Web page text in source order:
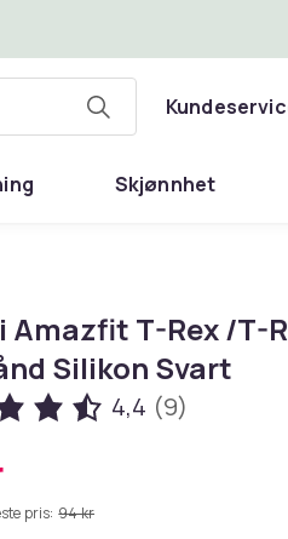
Skjønnhet
Amazfit T-Rex /T-
Silikon Svart
4,4 (9)
pris: 94 kr